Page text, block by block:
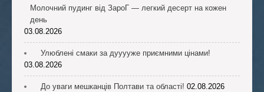
Молочний пудинг від ЗароГ — легкий десерт на кожен
день
03.08.2026
Улюблені смаки за дууууже приємними цінами!
03.08.2026
До уваги мешканців Полтави та області! 02.08.2026